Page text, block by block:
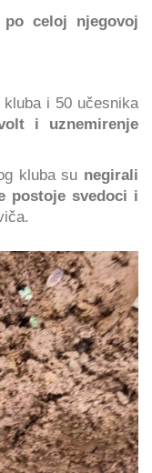
po celoj njegovoj
kluba i 50 učesnika
i uznemirenje
kluba su negirali
postoje svedoci i